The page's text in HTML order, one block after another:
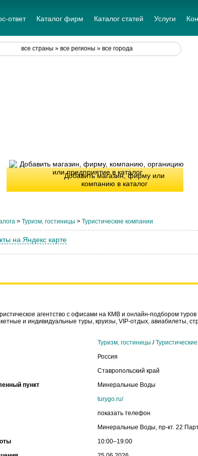
ответ Каталог фирм Каталог статей Услуги
все страны » все регионы » все города
Добавить магазин, фирму или
компанию в каталог
> Туризм, гостиницы > Туристические компании
на Яндекс карте
агентство с офисами на КМВ и онлайн-подбором
и индивидуальные туры, круизы, VIP-отдых, авиабилеты,
Туризм, гостиницы /
Россия
Ставропольский край
пункт
Минеральные Воды
turygo.ru/
показать телефон
Минеральные Воды, пр-кт. 22
10:00–19:00